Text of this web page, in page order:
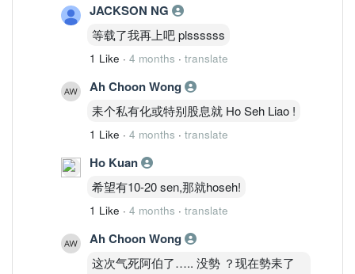
JACKSON NG
等载了我再上吧 plssssss
1 Like · 4 months · translate
Ah Choon Wong
耒个私有化或特别股息就 Ho Seh Liao !
1 Like · 4 months · translate
Ho Kuan
希望有10-20 sen,那就hoseh!
1 Like · 4 months · translate
Ah Choon Wong
这次气死阿伯了….. 没勢 ？现在勢耒了